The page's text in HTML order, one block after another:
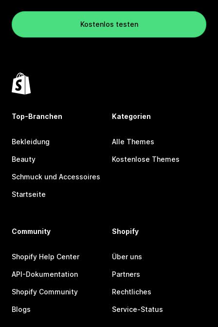
Kostenlos testen
Top-Branchen
Bekleidung
Beauty
Schmuck und Accessoires
Startseite
Kategorien
Alle Themes
Kostenlose Themes
Community
Shopify Help Center
API-Dokumentation
Shopify Community
Blogs
Shopify
Über uns
Partners
Rechtliches
Service-Status